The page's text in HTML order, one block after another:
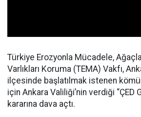
Türkiye Erozyonla Mücadele,
Varlıkları Koruma (TEMA) Vakfı,
ilçesinde başlatılmak istenen
için Ankara Valiliği’nin verdiği “ÇED
kararına dava açtı.